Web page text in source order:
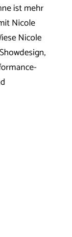
ist mehr
Nicole
Nicole